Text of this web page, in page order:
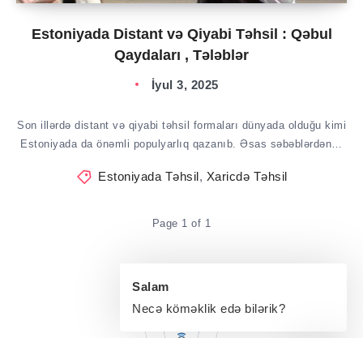
Salam
Necə köməklik edə bilərik?
Estoniyada Distant və Qiyabi Təhsil : Qəbul
Qaydaları , Tələblər
İyul 3, 2025
Son illərdə distant və qiyabi təhsil formaları dünyada olduğu kimi
Estoniyada da önəmli populyarlıq qazanıb. Əsas səbəblərdən…
Estoniyada Təhsil, Xaricdə Təhsil
Page 1 of 1